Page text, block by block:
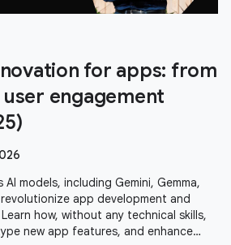
for apps: from
engagement
models, including Gemini, Gemma,
revolutionize app development and
how, without any technical skills,
new app features, and enhance